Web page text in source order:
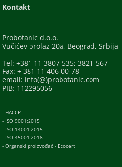
Kontakt
Probotanic d.o.o.
Vučićev prolaz 20a, Beograd, Srbija
Tel: +381 11 3807-535; 3821-567
Fax: + 381 11 406-00-78
email: info(@)probotanic.com
PIB: 112295056
- HACCP
- ISO 9001:2015
- ISO 14001:2015
- ISO 45001:2018
- Organski proizvođač - Ecocert